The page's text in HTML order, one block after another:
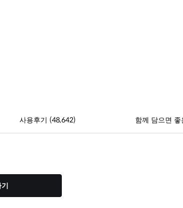
사용후기 (48,642) 함께 담으면 좋